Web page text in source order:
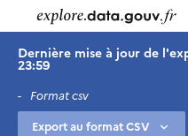
Dernière mise à jour de
23:59
- Format csv